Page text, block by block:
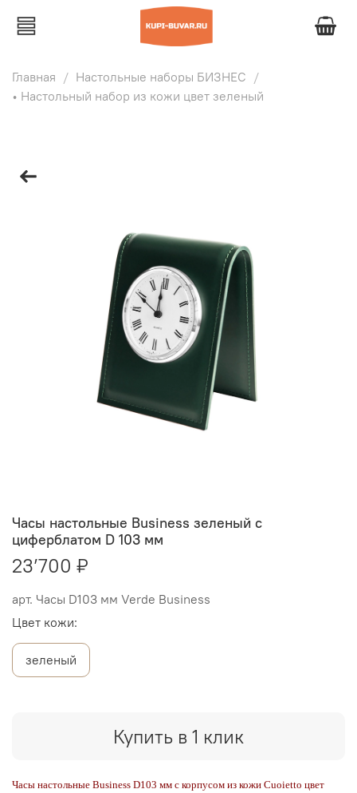
Главная
Настольные наборы БИЗНЕС
• Настольный набор из кожи цвет зеленый
арт. Часы D103 мм Verde Business
Часы настольные Business зеленый с
циферблатом D 103 мм
23’700 ₽
Купить в 1 клик
Цвет кожи:
зеленый
Часы настольные Business D103 мм с корпусом из кожи Cuoietto цвет